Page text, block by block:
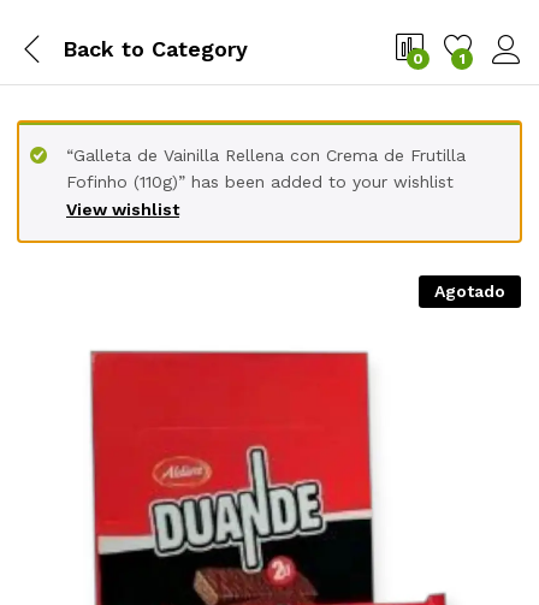
Back to Category 0 1
View wishlist
“Galleta de Vainilla Rellena con Crema de Frutilla
Fofinho (110g)” has been added to your wishlist
Agotado